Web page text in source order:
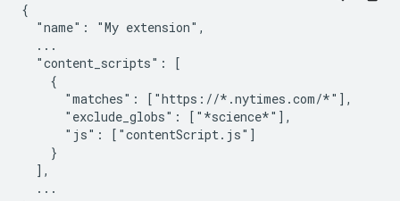
{
  "name": "My extension",
  ...
  "content_scripts": [
    {
      "matches": ["https://*.nytimes.com/*"],
      "exclude_globs": ["*science*"],
      "js": ["contentScript.js"]
    }
  ],
  ...